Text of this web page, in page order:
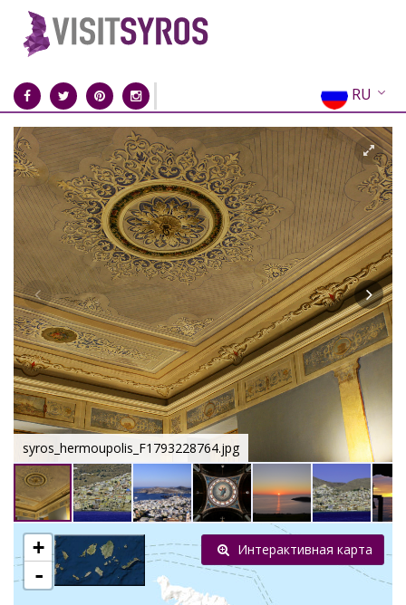
RU
EN
EL
FR
DE
IT
ES
CN
syros_hermoupolis_F1793228764.jpg
+
-
Интерактивная карта